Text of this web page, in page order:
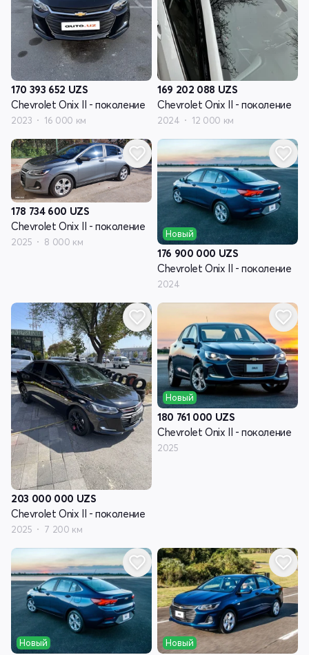
170 393 652 UZS
Chevrolet Onix II - поколение
2023 16 000 км
169 202 088 UZS
Chevrolet Onix II - поколение
2024 12 000 км
178 734 600 UZS
Chevrolet Onix II - поколение
2025 8 000 км
Новый
176 900 000 UZS
Chevrolet Onix II - поколение
2024
203 000 000 UZS
Chevrolet Onix II - поколение
2025 7 200 км
Новый
180 761 000 UZS
Chevrolet Onix II - поколение
2025
Новый Новый